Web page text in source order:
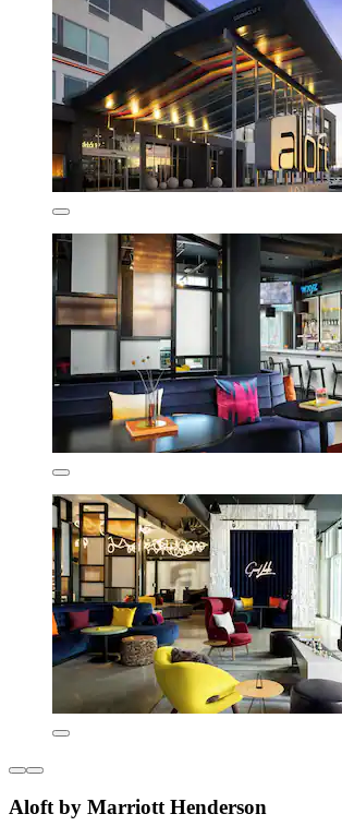
Aloft by Marriott Henderson